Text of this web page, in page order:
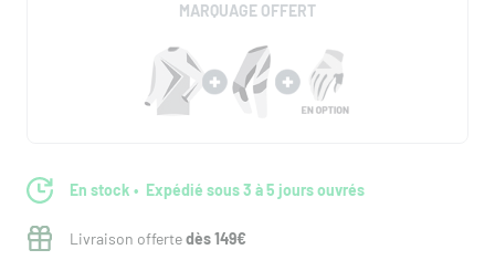
MARQUAGE OFFERT
En stock Expédié sous 3 à 5 jours ouvrés
Livraison offertedès 149€